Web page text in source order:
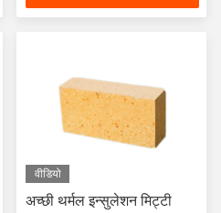
वीडियो
अच्छी थर्मल इन्सुलेशन मिट्टी